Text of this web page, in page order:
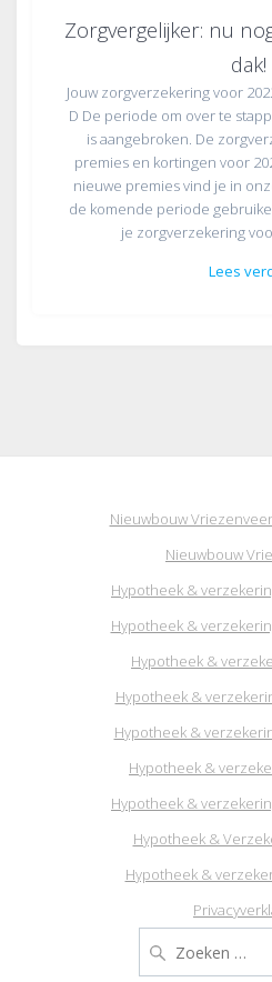
Zorgvergelijker: nu
dak!
Jouw zorgverzekering voor
D De periode om over te
is aangebroken. De
premies en kortingen voor
nieuwe premies vind je in
de komende periode
je zorgverzekering
Lees
Nieuwbouw
Nieuwbouw
Hypotheek &
Hypotheek &
Hypotheek &
Hypotheek &
Hypotheek &
Hypotheek &
Hypotheek &
Hypotheek &
Hypotheek &
naar: